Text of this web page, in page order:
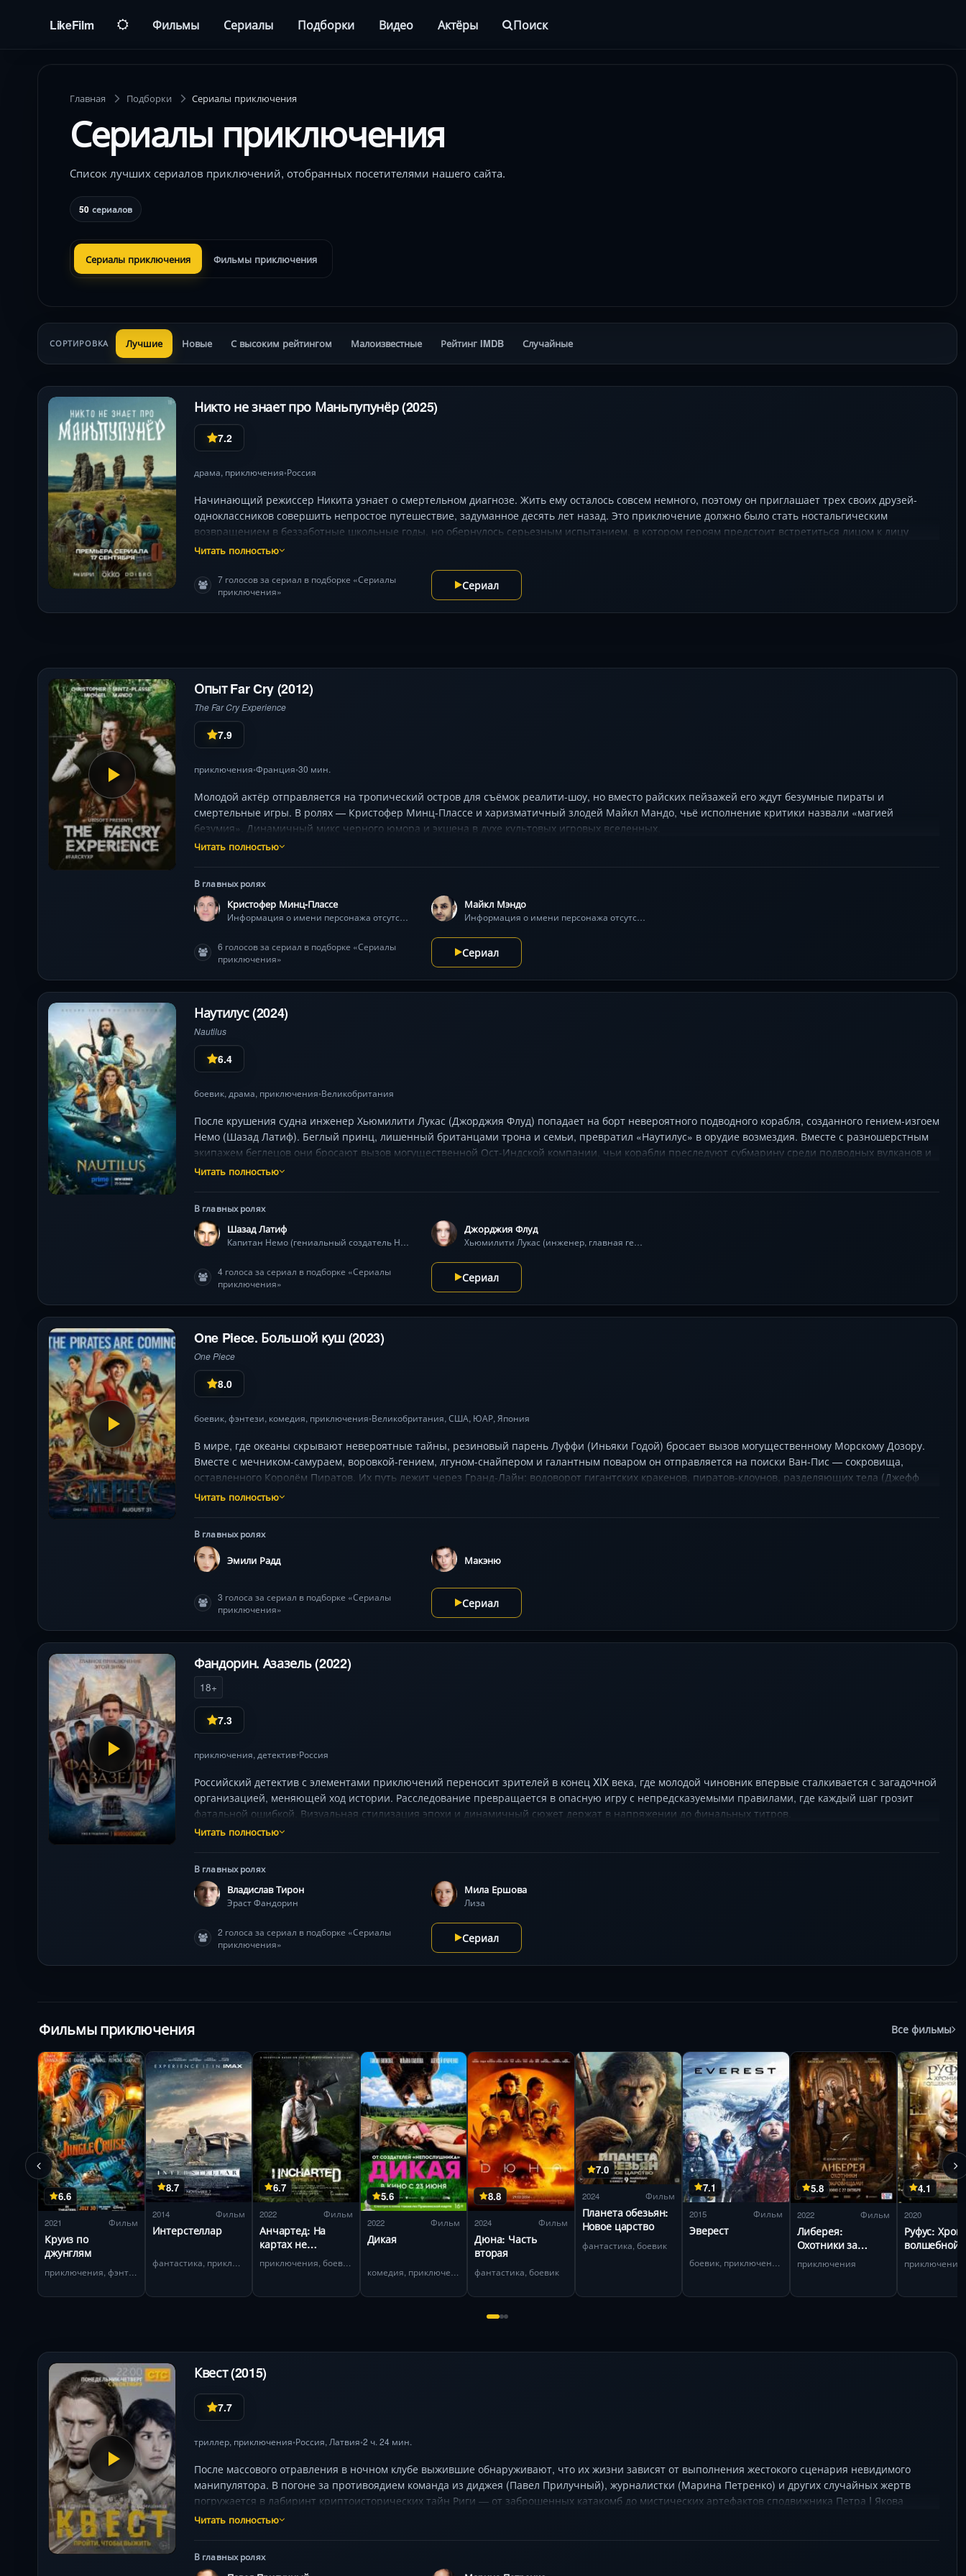
LikeFilm Фильмы Сериалы Подборки Видео Актёры Поиск
Главная Подборки Сериалы приключения
Сериалы приключения
Список лучших сериалов приключений, отобранных посетителями нашего сайта.
50 сериалов
Сериалы приключения Фильмы приключения
СОРТИРОВКА Лучшие Новые С высоким рейтингом Малоизвестные Рейтинг IMDB Случайные
Никто не знает про Маньпупунёр (2025)
7.2
драма, приключения•Россия
Начинающий режиссер Никита узнает о смертельном диагнозе. Жить ему осталось совсем немного, поэтому он приглашает трех своих друзей-
одноклассников совершить непростое путешествие, задуманное десять лет назад. Это приключение должно было стать ностальгическим
возвращением в беззаботные школьные годы, но обернулось серьезным испытанием, в котором героям предстоит встретиться лицом к лицу
с суровой природой Урала, местным кровожадным браконьером, племенем манси и зловещим стариком, из-за которого без вести пропадают
Читать полностью
7 голосов за сериал в подборке «Сериалы
приключения»
Сериал
Опыт Far Cry (2012)
The Far Cry Experience
7.9
приключения•Франция•30 мин.
Молодой актёр отправляется на тропический остров для съёмок реалити-шоу, но вместо райских пейзажей его ждут безумные пираты и
смертельные игры. В ролях — Кристофер Минц-Плассе и харизматичный злодей Майкл Мандо, чьё исполнение критики назвали «магией
безумия». Динамичный микс черного юмора и экшена в духе культовых игровых вселенных.
Читать полностью
В главных ролях
Кристофер Минц-Плассе
Информация о имени персонажа отсутствует
Майкл Мэндо
Информация о имени персонажа отсутствует
6 голосов за сериал в подборке «Сериалы
приключения»
Сериал
Наутилус (2024)
Nautilus
6.4
боевик, драма, приключения•Великобритания
После крушения судна инженер Хьюмилити Лукас (Джорджия Флуд) попадает на борт невероятного подводного корабля, созданного гением-изгоем
Немо (Шазад Латиф). Беглый принц, лишенный британцами трона и семьи, превратил «Наутилус» в орудие возмездия. Вместе с разношерстным
экипажем беглецов они бросают вызов могущественной Ост-Индской компании, чьи корабли преследуют субмарину среди подводных вулканов и
руин Атлантиды. Отчаянные схватки, гигантские угри и открытие древних тайн ждут их в глубинах, где каждый шаг грозит гибелью, а истинная
Читать полностью
В главных ролях
Шазад Латиф Джорджия Флуд
4 голоса за сериал в подборке «Сериалы
приключения»
Сериал
One Piece. Большой куш (2023)
One Piece
8.0
боевик, фэнтези, комедия, приключения•Великобритания, США, ЮАР, Япония
В мире, где океаны скрывают невероятные тайны, резиновый парень Луффи (Иньяки Годой) бросает вызов могущественному Морскому Дозору.
Вместе с мечником-самураем, воровкой-гением, лгуном-снайпером и галантным поваром он отправляется на поиски Ван-Пис — сокровища,
оставленного Королём Пиратов. Их путь лежит через Гранд-Лайн: водоворот гигантских кракенов, пиратов-клоунов, разделяющих тела (Джефф
Уорд), и островов с невообразимыми законами. Каждая победа раскрывает тёмное прошлое героев, но их объединяет не просто мечта — а
Читать полностью
В главных ролях
Эмили Радд Макэню
3 голоса за сериал в подборке «Сериалы
приключения»
Сериал
Фандорин. Азазель (2022)
18+
7.3
приключения, детектив•Россия
Российский детектив с элементами приключений переносит зрителей в конец XIX века, где молодой чиновник впервые сталкивается с загадочной
организацией, меняющей ход истории. Расследование превращается в опасную игру с непредсказуемыми правилами, где каждый шаг грозит
фатальной ошибкой. Визуальная стилизация эпохи и динамичный сюжет держат в напряжении до финальных титров.
Читать полностью
В главных ролях
Владислав Тирон
Эраст Фандорин
Мила Ершова
Лиза
2 голоса за сериал в подборке «Сериалы
приключения»
Сериал
Фильмы приключения Все фильмы
6.6
2021 Фильм
Круиз по
джунглям
8.7
2014 Фильм
Интерстеллар
фантастика, приключения
6.7
2022 Фильм
Анчартед: На
картах не
приключения, боевик
5.6
2022 Фильм
Дикая
8.8
2024 Фильм
Дюна: Часть
вторая
фантастика, боевик
7.0
2024 Фильм
Планета обезьян:
Новое царство
фантастика, боевик
7.1
2015 Фильм
Эверест
боевик, приключения
5.8
2022 Фильм
Либерея:
Охотники за
приключения
4.1
2020
Руфус:
волшебной
Квест (2015)
7.7
триллер, приключения•Россия, Латвия•2 ч. 24 мин.
После массового отравления в ночном клубе выжившие обнаруживают, что их жизни зависят от выполнения жестокого сценария невидимого
манипулятора. В погоне за противоядием команда из диджея (Павел Прилучный), журналистки (Марина Петренко) и других случайных жертв
погружается в лабиринт криптоисторических тайн Риги — от заброшенных катакомб до мистических артефактов сподвижника Петра I Якова
Брюса. Каждое задание обнажает скрытые связи между участниками, а визуальная стилистика балансирует между современным урбанистическим
Читать полностью
В главных ролях